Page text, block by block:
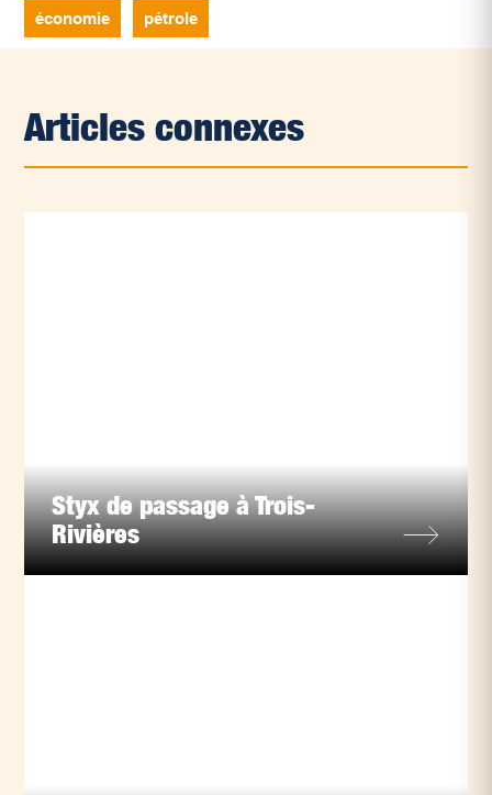
économie pétrole
Articles connexes
Styx de passage à Trois-
Rivières